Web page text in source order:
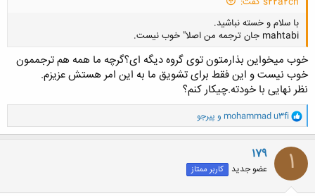
با سلام و خسته نباشید.
mahtabi جان ترجمه من اصلا" خوب نیست.
کلیک کنید تا باز شود...
خوب میخواین بذارمتون توی گروه دیگه ای؟گرچه ما همه هم ترجممون
خوب نیست و این فقط برای تشویق ما به این امر هستش عزیزم.
نظر نهایی با خودته.چیکار کنم؟
و
ا
ک
ن
ا
mohammad u3fi و پیرجو
1
179
عضو جدید کاربر ممتاز